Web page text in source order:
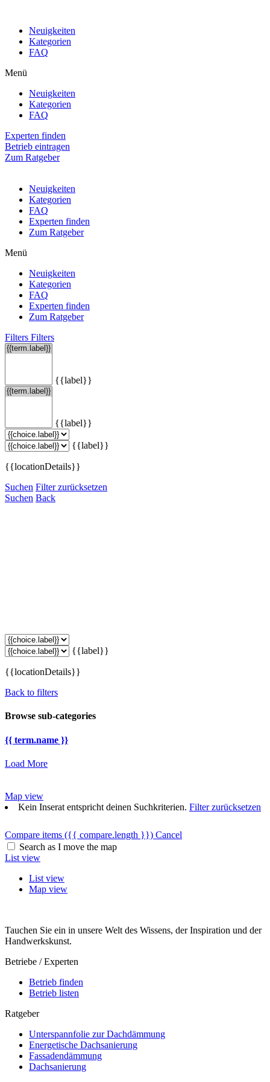
Neuigkeiten
Kategorien
FAQ
Menü
Neuigkeiten
Kategorien
FAQ
Experten finden
Betrieb eintragen
Zum Ratgeber
Neuigkeiten
Kategorien
FAQ
Experten finden
Zum Ratgeber
Menü
Neuigkeiten
Kategorien
FAQ
Experten finden
Zum Ratgeber
Filters Filters
{{label}}
{{label}}
{{label}}
{{locationDetails}}
Suchen Filter zurücksetzen
Suchen Back
{{label}}
{{locationDetails}}
Back to filters
Browse sub-categories
{{ term.name }}
Load More
Map view
Kein Inserat entspricht deinen Suchkriterien. Filter zurücksetzen
Compare items ({{ compare.length }}) Cancel
Search as I move the map
List view
List view
Map view
Tauchen Sie ein in unsere Welt des Wissens, der Inspiration und der
Handwerkskunst.
Betriebe / Experten
Betrieb finden
Betrieb listen
Ratgeber
Unterspannfolie zur Dachdämmung
Energetische Dachsanierung
Fassadendämmung
Dachsanierung